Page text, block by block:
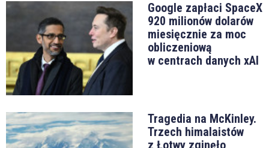
Google zapłaci SpaceX
920 milionów dolarów
miesięcznie za moc
obliczeniową
w centrach danych xAI
Tragedia na McKinley.
Trzech himalaistów